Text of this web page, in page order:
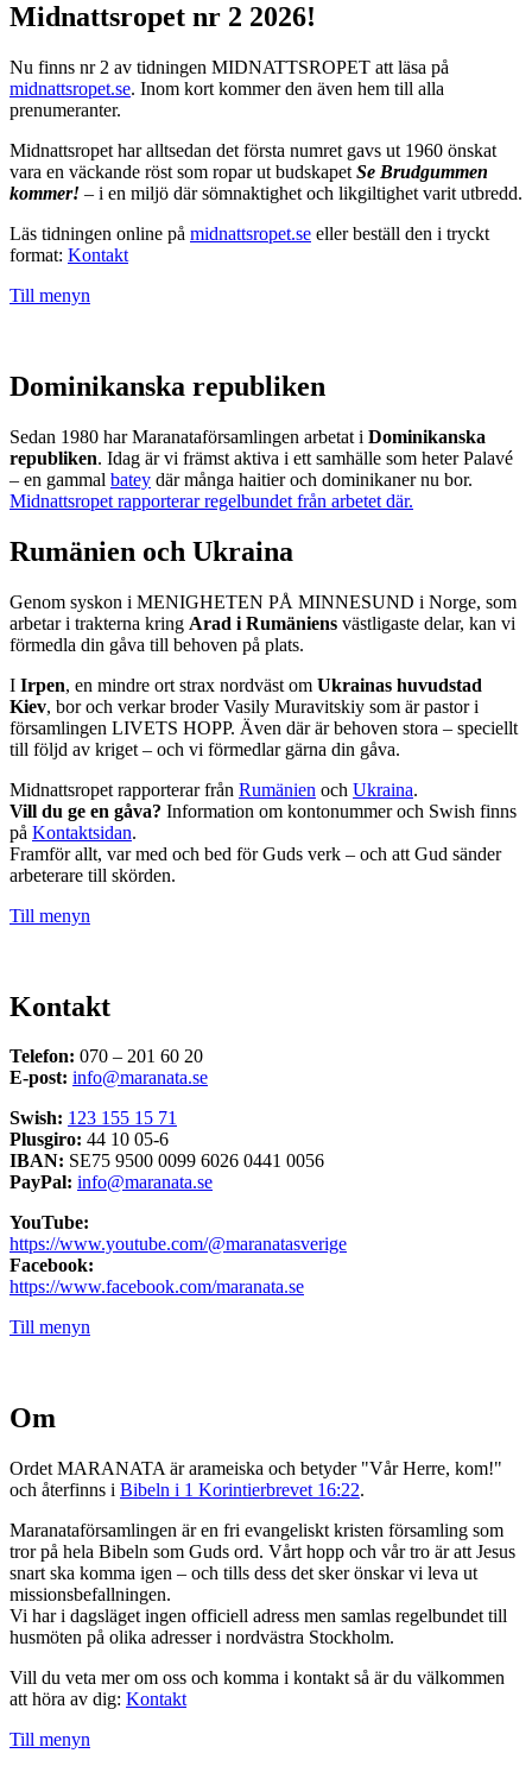
Midnattsropet nr 2 2026!
Nu finns nr 2 av tidningen MIDNATTSROPET att läsa på
midnattsropet.se. Inom kort kommer den även hem till alla
prenumeranter.
Midnattsropet har alltsedan det första numret gavs ut 1960 önskat
vara en väckande röst som ropar ut budskapet Se Brudgummen
kommer! – i en miljö där sömnaktighet och likgiltighet varit utbredd.
Läs tidningen online på midnattsropet.se eller beställ den i tryckt
format: Kontakt
Till menyn
Dominikanska republiken
Sedan 1980 har Maranataförsamlingen arbetat i Dominikanska
republiken. Idag är vi främst aktiva i ett samhälle som heter Palavé
– en gammal batey där många haitier och dominikaner nu bor.
Midnattsropet rapporterar regelbundet från arbetet där.
Rumänien och Ukraina
Genom syskon i MENIGHETEN PÅ MINNESUND i Norge, som
arbetar i trakterna kring Arad i Rumäniens västligaste delar, kan vi
förmedla din gåva till behoven på plats.
I Irpen, en mindre ort strax nordväst om Ukrainas huvudstad
Kiev, bor och verkar broder Vasily Muravitskiy som är pastor i
församlingen LIVETS HOPP. Även där är behoven stora – speciellt
till följd av kriget – och vi förmedlar gärna din gåva.
Midnattsropet rapporterar från Rumänien och Ukraina.
Vill du ge en gåva? Information om kontonummer och Swish finns
på Kontaktsidan.
Framför allt, var med och bed för Guds verk – och att Gud sänder
arbeterare till skörden.
Till menyn
Kontakt
Telefon: 070 – 201 60 20
E-post: info@maranata.se
Swish: 123 155 15 71
Plusgiro: 44 10 05-6
IBAN: SE75 9500 0099 6026 0441 0056
PayPal: info@maranata.se
YouTube:
https://www.youtube.com/@maranatasverige
Facebook:
https://www.facebook.com/maranata.se
Till menyn
Om
Ordet MARANATA är arameiska och betyder "Vår Herre, kom!"
och återfinns i Bibeln i 1 Korintierbrevet 16:22.
Maranataförsamlingen är en fri evangeliskt kristen församling som
tror på hela Bibeln som Guds ord. Vårt hopp och vår tro är att Jesus
snart ska komma igen – och tills dess det sker önskar vi leva ut
missionsbefallningen.
Vi har i dagsläget ingen officiell adress men samlas regelbundet till
husmöten på olika adresser i nordvästra Stockholm.
Vill du veta mer om oss och komma i kontakt så är du välkommen
att höra av dig: Kontakt
Till menyn